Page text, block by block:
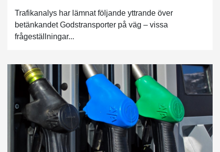
Trafikanalys har lämnat följande yttrande över
betänkandet Godstransporter på väg – vissa
frågeställningar...